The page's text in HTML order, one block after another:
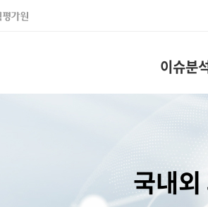
이슈분
국내